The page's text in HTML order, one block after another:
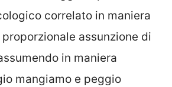
correlato in maniera
assunzione di
in maniera
mangiamo e peggio